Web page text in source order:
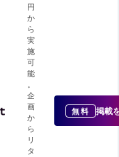
円
か
ら
実
施
可
能
。
企
画
か
ら
リ
タ
無料 掲載